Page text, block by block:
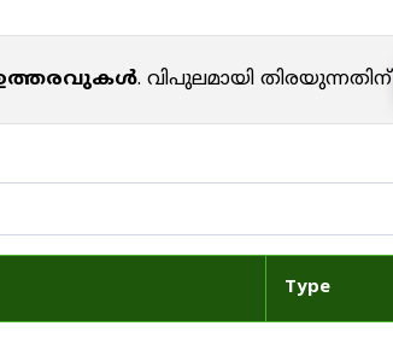
. വിപുലമായി തിരയുന്നതിന്
Type